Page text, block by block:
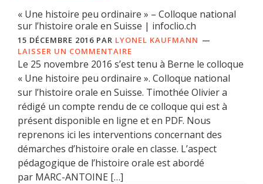
« Une histoire peu ordinaire » – Colloque national
sur l’histoire orale en Suisse | infoclio.ch
15 DÉCEMBRE 2016 PAR LYONEL KAUFMANN
LAISSER UN COMMENTAIRE
Le 25 novembre 2016 s’est tenu à Berne le colloque
« Une histoire peu ordinaire ». Colloque national
sur l’histoire orale en Suisse. Timothée Olivier a
rédigé un compte rendu de ce colloque qui est à
présent disponible en ligne et en PDF. Nous
reprenons ici les interventions concernant des
démarches d’histoire orale en classe. L’aspect
pédagogique de l’histoire orale est abordé
par MARC-ANTOINE […]